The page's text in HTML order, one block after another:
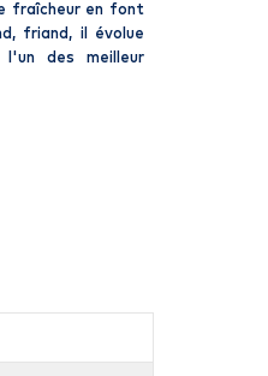
fraîcheur en font
friand, il évolue
des meilleur